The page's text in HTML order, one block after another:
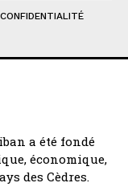
a été fondé
économique,
des Cèdres.